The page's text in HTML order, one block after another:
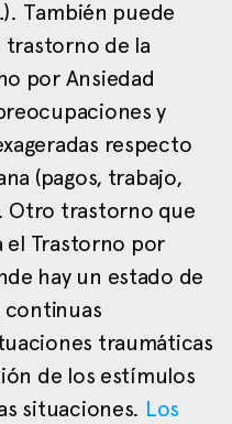
También puede
trastorno de la
por Ansiedad
y
respecto
(pagos, trabajo,
Otro trastorno que
el Trastorno por
hay un estado de
continuas
traumáticas
de los estímulos
situaciones. Los